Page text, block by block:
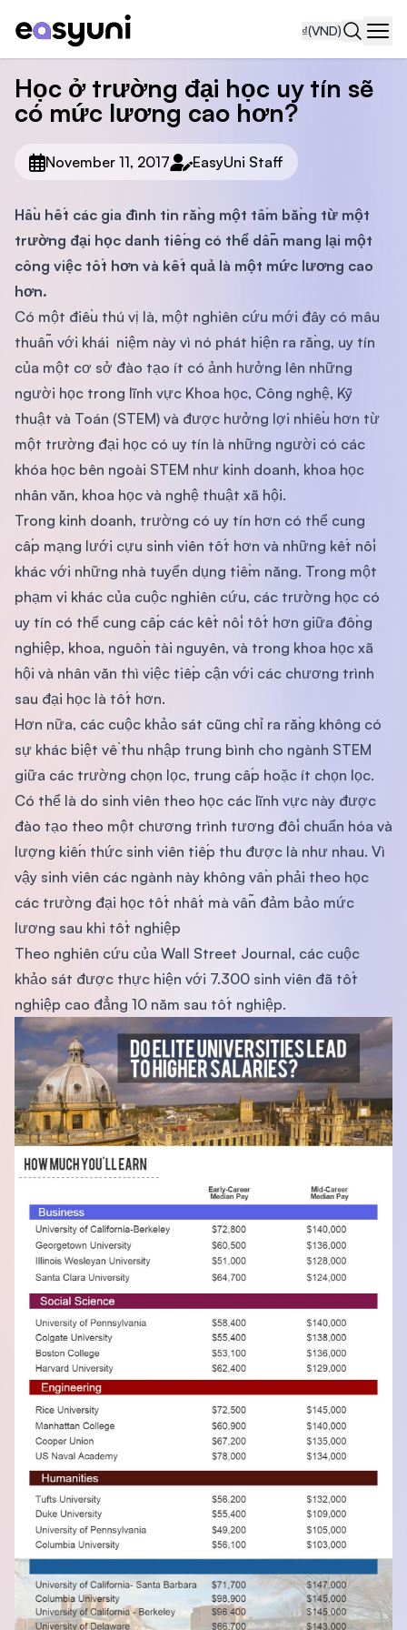
₫(VND)
Học ở trường đại học uy tín sẽ
có mức lương cao hơn?
November 11, 2017 EasyUni Staff
Hầu hết các gia đình tin rằng một tấm bằng từ một
trường đại học danh tiếng có thể dẫn mang lại một
công việc tốt hơn và kết quả là một mức lương cao
hơn.
Có một điều thú vị là, một nghiên cứu mới đây có mâu
thuẫn với khái niệm này vì nó phát hiện ra rằng, uy tín
của một cơ sở đào tạo ít có ảnh hưởng lên những
người học trong lĩnh vực Khoa học, Công nghệ, Kỹ
thuật và Toán (STEM) và được hưởng lợi nhiều hơn từ
một trường đại học có uy tín là những người có các
khóa học bên ngoài STEM như kinh doanh, khoa học
nhân văn, khoa học và nghệ thuật xã hội.
Trong kinh doanh, trường có uy tín hơn có thể cung
cấp mạng lưới cựu sinh viên tốt hơn và những kết nối
khác với những nhà tuyển dụng tiềm năng. Trong một
phạm vi khác của cuộc nghiên cứu, các trường học có
uy tín có thể cung cấp các kết nối tốt hơn giữa đồng
nghiệp, khoa, nguồn tài nguyên, và trong khoa học xã
hội và nhân văn thì việc tiếp cận với các chương trình
sau đại học là tốt hơn.
Hơn nữa, các cuộc khảo sát cũng chỉ ra rằng không có
sự khác biệt về thu nhập trung bình cho ngành STEM
giữa các trường chọn lọc, trung cấp hoặc ít chọn lọc.
Có thể là do sinh viên theo học các lĩnh vực này được
đào tạo theo một chương trình tương đối chuẩn hóa và
lượng kiến thức sinh viên tiếp thu được là như nhau. Vì
vậy sinh viên các ngành này không vần phải theo học
các trường đại học tốt nhất mà vẫn đảm bảo mức
lương sau khi tốt nghiệp
Theo nghiên cứu của Wall Street Journal, các cuộc
khảo sát được thực hiện với 7.300 sinh viên đã tốt
nghiệp cao đẳng 10 năm sau tốt nghiệp.